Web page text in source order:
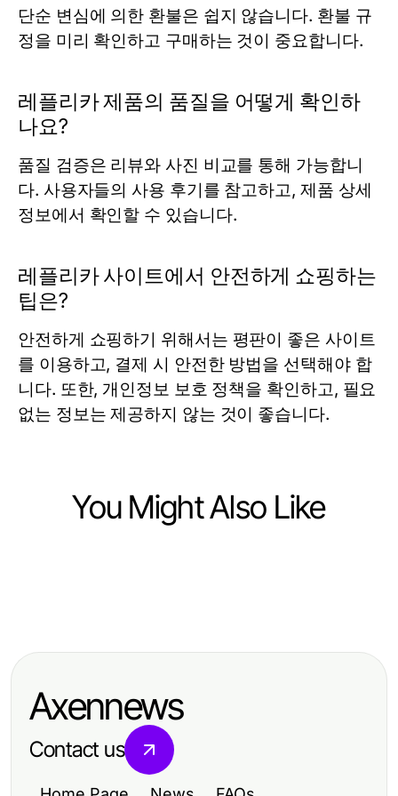
단순 변심에 의한 환불은 쉽지 않습니다. 환불 규
정을 미리 확인하고 구매하는 것이 중요합니다.
레플리카 제품의 품질을 어떻게 확인하
나요?
품질 검증은 리뷰와 사진 비교를 통해 가능합니
다. 사용자들의 사용 후기를 참고하고, 제품 상세
정보에서 확인할 수 있습니다.
레플리카 사이트에서 안전하게 쇼핑하는
팁은?
안전하게 쇼핑하기 위해서는 평판이 좋은 사이트
를 이용하고, 결제 시 안전한 방법을 선택해야 합
니다. 또한, 개인정보 보호 정책을 확인하고, 필요
없는 정보는 제공하지 않는 것이 좋습니다.
You Might Also Like
Labs: Essential Insights for
The 2026 Replica Watches
Enthusiasts
Axennews
Contact us